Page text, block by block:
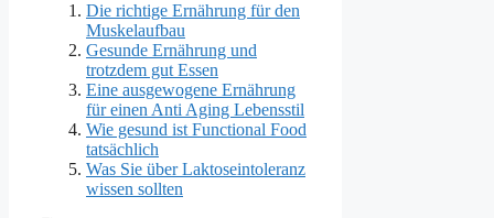
Die richtige Ernährung für den
Muskelaufbau
Gesunde Ernährung und
trotzdem gut Essen
Eine ausgewogene Ernährung
für einen Anti Aging Lebensstil
Wie gesund ist Functional Food
tatsächlich
Was Sie über Laktoseintoleranz
wissen sollten